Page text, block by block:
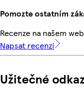
Pomozte ostatním
Recenze na našem
Napsat recenzi
Užitečné